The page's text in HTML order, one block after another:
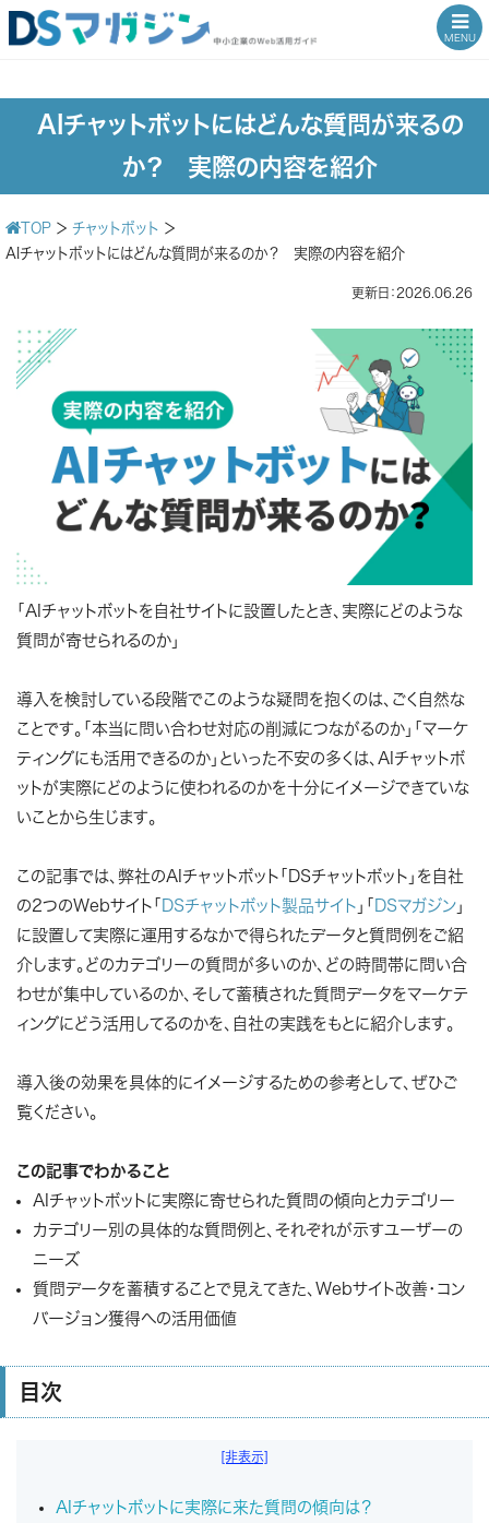
MENU
AIチャットボットにはどんな質問が来るの
か？ 実際の内容を紹介
TOP ＞ チャットボット ＞
AIチャットボットにはどんな質問が来るのか？ 実際の内容を紹介
更新日：2026.06.26
「AIチャットボットを自社サイトに設置したとき、実際にどのような
質問が寄せられるのか」
導入を検討している段階でこのような疑問を抱くのは、ごく自然な
ことです。「本当に問い合わせ対応の削減につながるのか」「マーケ
ティングにも活用できるのか」といった不安の多くは、AIチャットボ
ットが実際にどのように使われるのかを十分にイメージできていな
いことから生じます。
この記事では、弊社のAIチャットボット「DSチャットボット」を自社
の2つのWebサイト「
DSチャットボット製品サイト 」「 DSマガジン 」
に設置して実際に運用するなかで得られたデータと質問例をご紹
介します。どのカテゴリーの質問が多いのか、どの時間帯に問い合
わせが集中しているのか、そして蓄積された質問データをマーケテ
ィングにどう活用してるのかを、自社の実践をもとに紹介します。
導入後の効果を具体的にイメージするための参考として、ぜひご
覧ください。
この記事でわかること
AIチャットボットに実際に寄せられた質問の傾向とカテゴリー
カテゴリー別の具体的な質問例と、それぞれが示すユーザーの
ニーズ
質問データを蓄積することで見えてきた、Webサイト改善・コン
バージョン獲得への活用価値
目次
[非表示]
AIチャットボットに実際に来た質問の傾向は？